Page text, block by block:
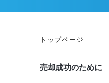
トップページ
売却成功のために